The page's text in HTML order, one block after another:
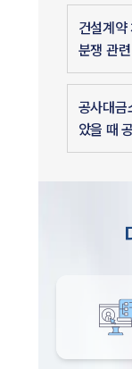
건설계약
분쟁 관
공사대금
았을 때